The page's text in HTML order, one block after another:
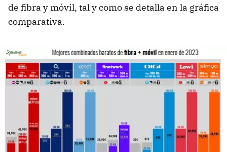
de fibra y móvil, tal y como se detalla en la gráfica
comparativa.